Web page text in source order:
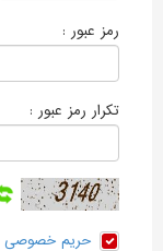
رمز عبور :
تکرار رمز عبور :
حریم خصوصی